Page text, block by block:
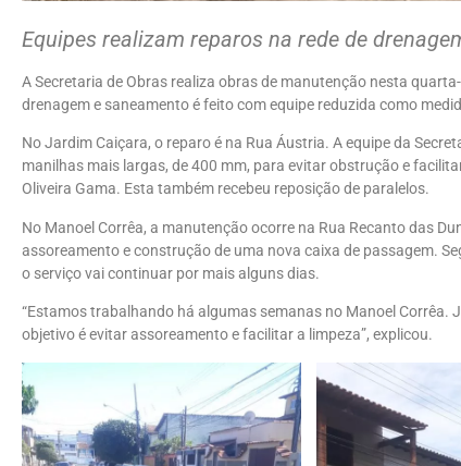
Equipes realizam reparos na rede de
A Secretaria de Obras realiza obras de manutenção nesta
drenagem e saneamento é feito com equipe reduzida como
No Jardim Caiçara, o reparo é na Rua Áustria. A equipe da
manilhas mais largas, de 400 mm, para evitar obstrução e
Oliveira Gama. Esta também recebeu reposição de paralelos.
No Manoel Corrêa, a manutenção ocorre na Rua Recanto das
assoreamento e construção de uma nova caixa de passagem.
o serviço vai continuar por mais alguns dias.
“Estamos trabalhando há algumas semanas no Manoel
objetivo é evitar assoreamento e facilitar a limpeza”, explicou.